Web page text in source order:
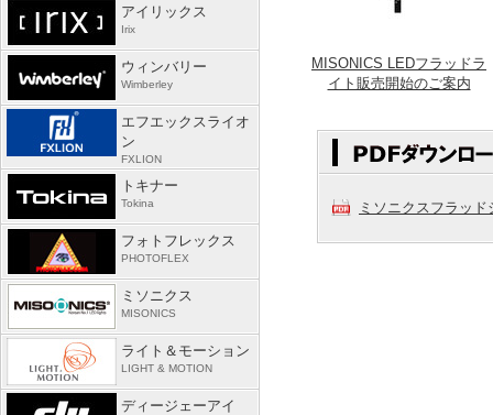
MISONICS LEDフラッドラ
イト販売開始のご案内
ミソニクスフラッ
アイリックス
Irix
ウィンバリー
Wimberley
エフエックスライオ
ン
FXLION
トキナー
Tokina
フォトフレックス
PHOTOFLEX
ミソニクス
MISONICS
ライト＆モーション
LIGHT & MOTION
ディージェーアイ